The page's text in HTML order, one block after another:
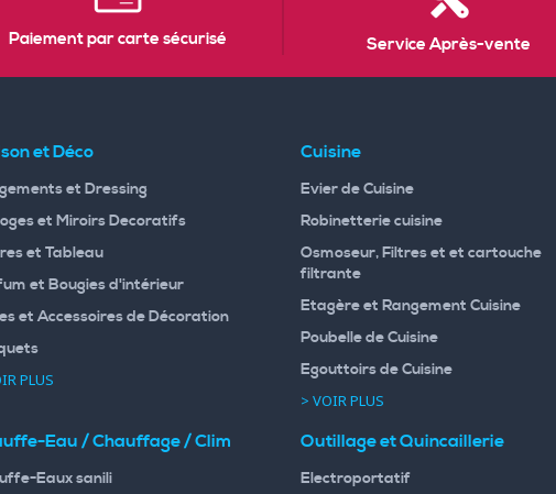
Paiement par carte sécurisé Service Après-vente
et Déco
et Dressing
et Miroirs Decoratifs
et Tableau
et Bougies d'intérieur
et Accessoires de Décoration
PLUS
Cuisine
Evier de Cuisine
Robinetterie cuisine
Osmoseur, Filtres et et cartouche
filtrante
Etagère et Rangement Cuisine
Poubelle de Cuisine
Egouttoirs de Cuisine
> VOIR PLUS
Eau / Chauffage / Clim
Eaux sanili
Outillage et Quincaillerie
Electroportatif